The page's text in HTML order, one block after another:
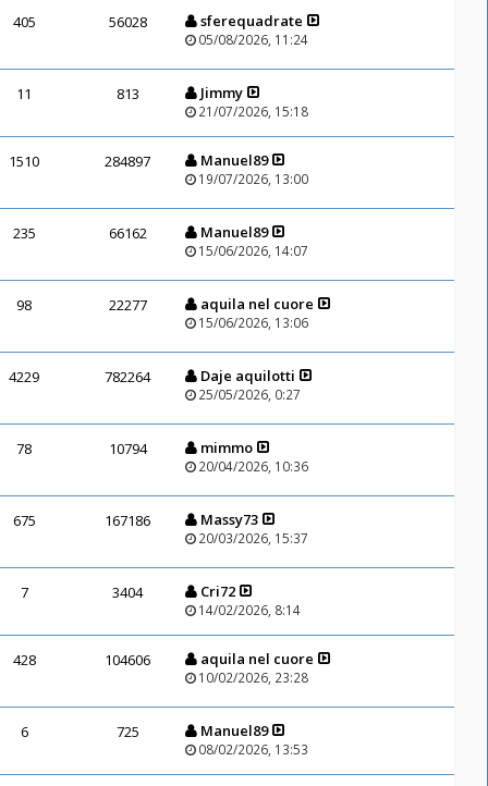
405 56028 sferequadrate
05/08/2026, 11:24
11 813 Jimmy
21/07/2026, 15:18
1510 284897 Manuel89
19/07/2026, 13:00
235 66162 Manuel89
15/06/2026, 14:07
98 22277 aquila nel cuore
15/06/2026, 13:06
4229 782264 Daje aquilotti
25/05/2026, 0:27
78 10794 mimmo
20/04/2026, 10:36
675 167186 Massy73
20/03/2026, 15:37
7 3404 Cri72
14/02/2026, 8:14
428 104606 aquila nel cuore
10/02/2026, 23:28
6 725 Manuel89
08/02/2026, 13:53